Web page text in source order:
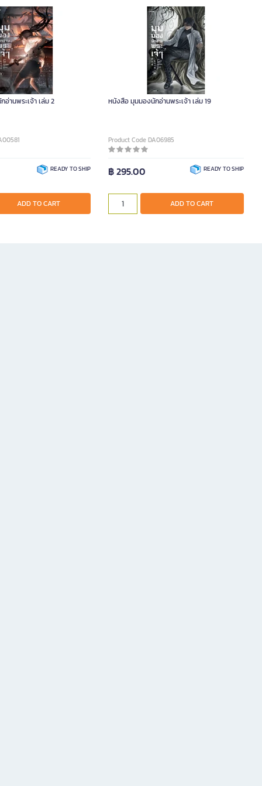
านพระเจ้า เล่ม 2
READY TO SHIP
ADD TO CART
หนังสือ มุมมองนักอ่านพระเจ้า เล่ม 19
Product Code DA06985
฿ 295.00 READY TO SHIP
ADD TO CART